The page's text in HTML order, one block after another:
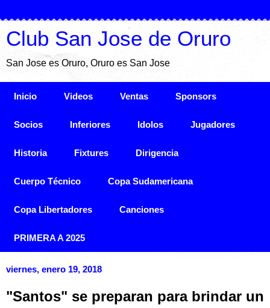
Club San Jose de Oruro
San Jose es Oruro, Oruro es San Jose
Inicio Videos Ventas Sponsors
Socios Inferiores Idolos Jugadores
Historia Fixtures Dirigencia
Cuerpo Técnico Copa Sudamericana
Copa Libertadores Canciones
PRIMERA A 2025
viernes, enero 19, 2018
"Santos" se preparan para brindar un